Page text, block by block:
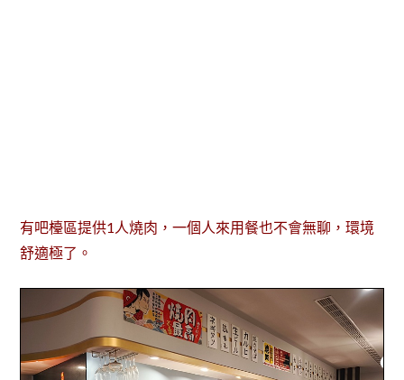
有吧檯區提供1人燒肉，一個人來用餐也不會無聊，環境
舒適極了。